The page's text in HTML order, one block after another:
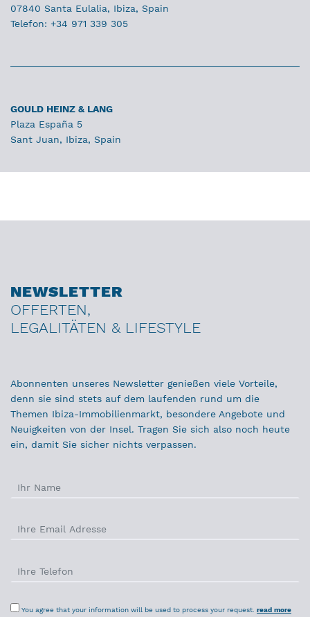
07840 Santa Eulalia, Ibiza, Spain
Telefon: +34 971 339 305
GOULD HEINZ & LANG
Plaza España 5
Sant Juan, Ibiza, Spain
NEWSLETTER
OFFERTEN,
LEGALITÄTEN & LIFESTYLE
Abonnenten unseres Newsletter genießen viele Vorteile,
denn sie sind stets auf dem laufenden rund um die
Themen Ibiza-Immobilienmarkt, besondere Angebote und
Neuigkeiten von der Insel. Tragen Sie sich also noch heute
ein, damit Sie sicher nichts verpassen.
You agree that your information will be used to process your request. read more